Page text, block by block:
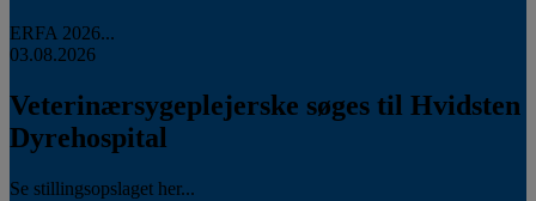
ERFA 2026...
03.08.2026
Veterinærsygeplejerske søges til Hvidsten
Dyrehospital
Se stillingsopslaget her...